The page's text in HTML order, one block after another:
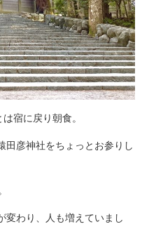
宿に戻り朝食。
田彦神社をちょっとお参りし
変わり、人も増えていまし